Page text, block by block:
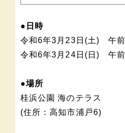
●日時
令和6年3月23日(土) 午
令和6年3月24日(日) 午
●場所
桂浜公園 海のテラス
(住所：高知市浦戸6)